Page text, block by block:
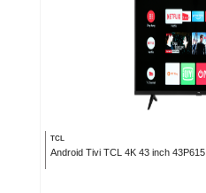
TCL
Android Tivi TCL 4K 43 inch 43P615